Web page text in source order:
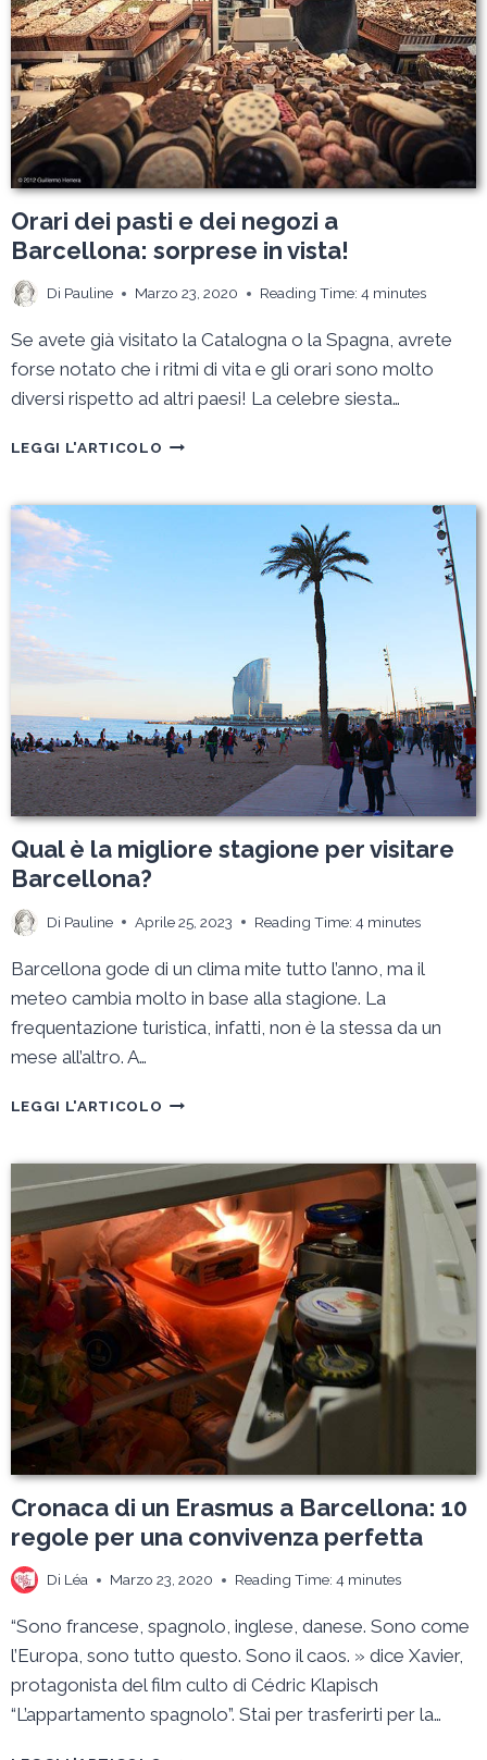
CENTRI
CULTURALI
Orari dei pasti e dei negozi a
Barcellona: sorprese in vista!
Di Pauline Marzo 23, 2020 Reading Time: 4 minutes
Se avete già visitato la Catalogna o la Spagna, avrete
forse notato che i ritmi di vita e gli orari sono molto
diversi rispetto ad altri paesi! La celebre siesta…
LEGGI L'ARTICOLO ORARI
E
Qual è la migliore stagione per visitare
Barcellona?
Di Pauline Aprile 25, 2023 Reading Time: 4 minutes
Barcellona gode di un clima mite tutto l’anno, ma il
meteo cambia molto in base alla stagione. La
frequentazione turistica, infatti, non è la stessa da un
mese all’altro. A…
LEGGI L'ARTICOLO QUAL
MIGLIORE
STAGIONE
PER
VISITARE
BARCELLONA?
Cronaca di un Erasmus a Barcellona: 10
regole per una convivenza perfetta
Di Léa Marzo 23, 2020 Reading Time: 4 minutes
“Sono francese, spagnolo, inglese, danese. Sono come
l’Europa, sono tutto questo. Sono il caos. » dice Xavier,
protagonista del film culto di Cédric Klapisch
“L’appartamento spagnolo”. Stai per trasferirti per la…